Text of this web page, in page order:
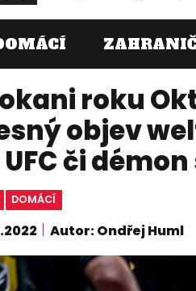
roku
objev
UFC či
DOMÁCÍ
Autor: Ondřej Huml